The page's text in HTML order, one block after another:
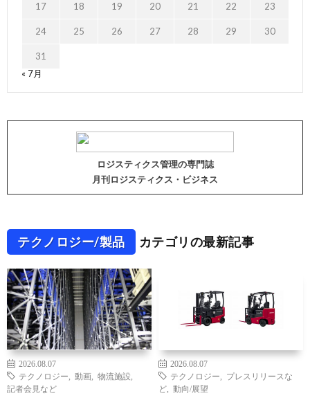
17 18 19 20 21 22 23
24 25 26 27 28 29 30
31
« 7月
ロジスティクス管理の専門誌
月刊ロジスティクス・ビジネス
テクノロジー/製品 カテゴリの最新記事
2026.08.07
テクノロジー
動画 物流施設
記者会見など
2026.08.07
テクノロジー
プレスリリースな
ど
動向/展望